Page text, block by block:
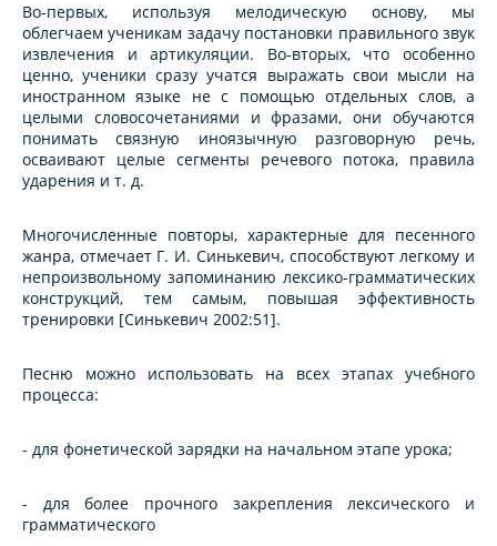
Во-первых, используя мелодическую основу, мы
облегчаем ученикам задачу постановки правильного звук
извлечения и артикуляции. Во-вторых, что особенно
ценно, ученики сразу учатся выражать свои мысли на
иностранном языке не с помощью отдельных слов, а
целыми словосочетаниями и фразами, они обучаются
понимать связную иноязычную разговорную речь,
осваивают целые сегменты речевого потока, правила
ударения и т. д.
Многочисленные повторы, характерные для песенного
жанра, отмечает Г. И. Синькевич, способствуют легкому и
непроизвольному запоминанию лексико-грамматических
конструкций, тем самым, повышая эффективность
тренировки [Синькевич 2002:51].
Песню можно использовать на всех этапах учебного
процесса:
- для фонетической зарядки на начальном этапе урока;
- для более прочного закрепления лексического и
грамматического